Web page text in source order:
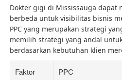
Dokter gigi di Mississauga dapat
berbeda untuk visibilitas bisnis
PPC yang merupakan strategi
memilih strategi yang andal
berdasarkan kebutuhan klien
Faktor PPC